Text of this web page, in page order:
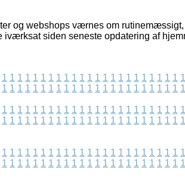
og webshops værnes om
siden seneste opdatering af
1 1 1 1 1 1 1 1 1 1 1 1 1 1 1 1 1 1 1 1 1 1 1 1
1 1 1 1 1 1 1 1 1 1 1 1 1 1 1 1 1 1 1 1 1 1 1 1
1 1 1 1 1 1 1 1 1 1 1 1 1 1 1 1 1 1 1 1 1 1 1 1
1 1 1 1 1 1 1 1 1 1 1 1 1 1 1 1 1 1 1 1 1 1 1 1
1 1 1 1 1 1 1 1 1 1 1 1 1 1 1 1 1 1 1 1 1 1 1 1
1 1 1 1 1 1 1 1 1 1 1 1 1 1 1 1 1 1 1 1 1 1 1 1